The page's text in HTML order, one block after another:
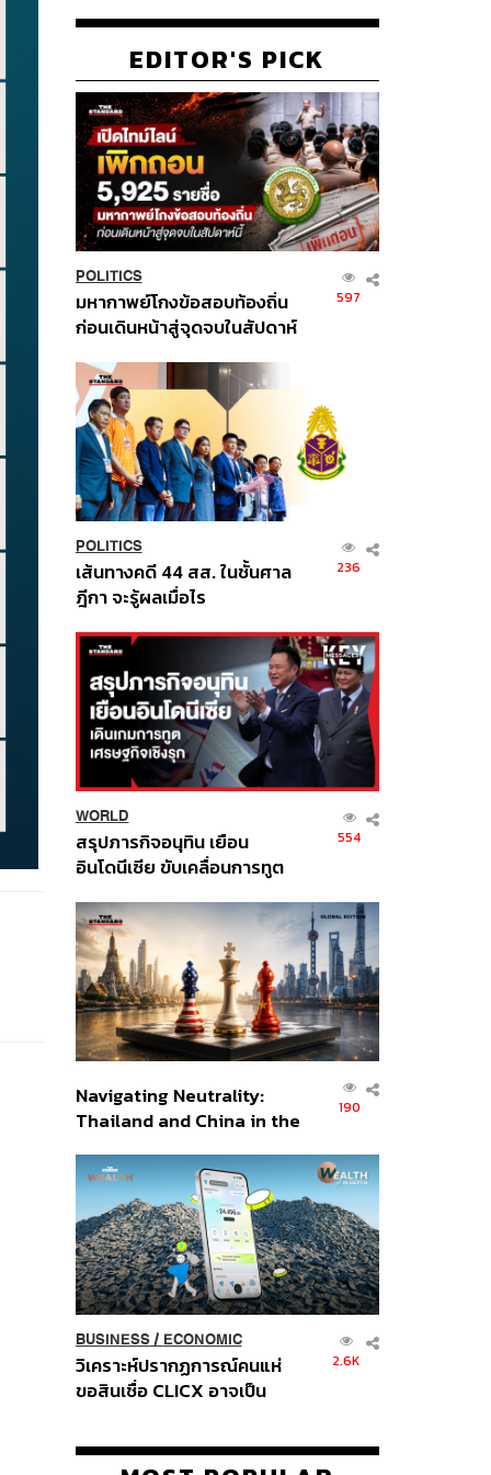
EDITOR'S PICK
POLITICS
มหากาพย์โกงข้อสอบท้องถิ่น
ก่อนเดินหน้าสู่จุดจบในสัปดาห์
597
POLITICS
เส้นทางคดี 44 สส. ในชั้นศาล
ฎีกา จะรู้ผลเมื่อไร
236
WORLD
สรุปภารกิจอนุทิน เยือน
อินโดนีเซีย ขับเคลื่อนการทูต
ส่วนยุทธศาสตร์ไทย –
อินโดนีเซีย
554
Navigating Neutrality:
Thailand and China in the
Order
190
BUSINESS/ ECONOMIC
วิเคราะห์ปรากฏการณ์คนแห่
ขอสินเชื่อ CLICX อาจเป็น
ปัญหาหนี้ครัวเรือนไทยที่ถูกซุก
2.6K